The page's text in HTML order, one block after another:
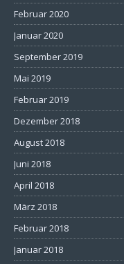
Februar 2020
Januar 2020
September 2019
Mai 2019
Februar 2019
Dezember 2018
August 2018
Juni 2018
April 2018
März 2018
Februar 2018
Januar 2018